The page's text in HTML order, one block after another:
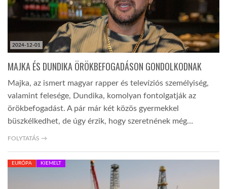
2024-12-01
MAJKA ÉS DUNDIKA ÖRÖKBEFOGADÁSON GONDOLKODNAK
Majka, az ismert magyar rapper és televíziós személyiség,
valamint felesége, Dundika, komolyan fontolgatják az
örökbefogadást. A pár már két közös gyermekkel
büszkélkedhet, de úgy érzik, hogy szeretnének még…
FOLYTATÁS →
EURÓPA KIEMELT